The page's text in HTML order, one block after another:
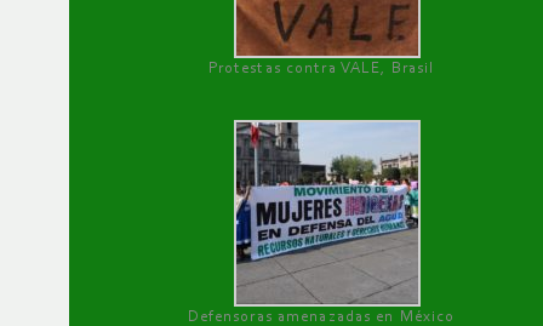
Protestas contra VALE, Brasil
Defensoras amenazadas en México